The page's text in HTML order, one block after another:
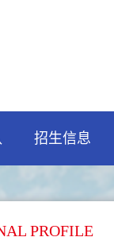
招生信息
PROFILE